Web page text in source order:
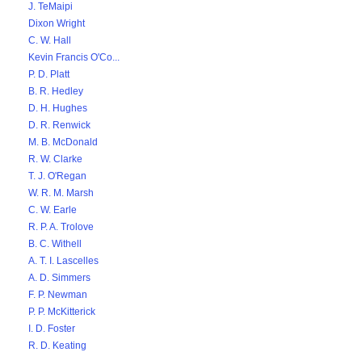
J. TeMaipi
Dixon Wright
C. W. Hall
Kevin Francis O'Co...
P. D. Platt
B. R. Hedley
D. H. Hughes
D. R. Renwick
M. B. McDonald
R. W. Clarke
T. J. O'Regan
W. R. M. Marsh
C. W. Earle
R. P. A. Trolove
B. C. Withell
A. T. I. Lascelles
A. D. Simmers
F. P. Newman
P. P. McKitterick
I. D. Foster
R. D. Keating